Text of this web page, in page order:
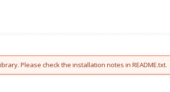
Please check the installation notes in README.txt.